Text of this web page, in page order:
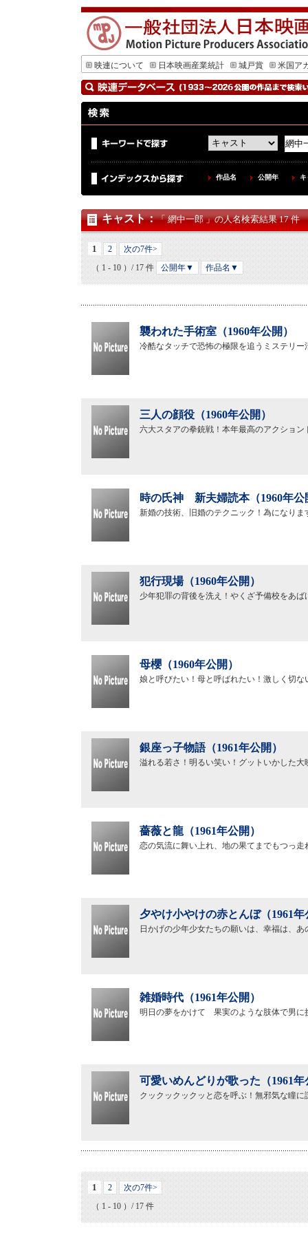
映連について 日本映画産業統計 城戸賞 米国ア
作品名 公開年
キャスト：「 網中一郎 」の人名検索結果 17 件
1 2
次の7件>
（ 1 - 10 ）/ 17 件
公開年▼ 作品名▼
襲われた手術室（1960年公開）
冷酷なタッチで恐怖の極限を追うミステリー
三人の顔役（1960年公開）
六大スタアの拳銃戦！本年最高のアクション
時の氏神 新夫婦読本（1960年公
新婚の技術、旧婚のテクニック！為になりま
犯行現場（1960年公開）
少年犯罪の背後を洗え！やくざ予備校をあ
母櫻（1960年公開）
娘と呼びたい！母と呼ばれたい！激しく切
銀座っ子物語（1961年公開）
溢れる若さ！明るい笑い！グットいかした
薔薇と龍（1961年公開）
恋の気流に舞い上れ、地の果てまでもつっ
夕やけ小やけの赤とんぼ（1961年
日かげの少年少女たちの願いは、幸福は、
雑婚時代（1961年公開）
明日の夢をかけて 果実のような肢体で男に
可愛いめんどりが歌った（1961年
クックックックッと恋を呼ぶ！無邪気な瞳
1 2
次の7件>
（ 1 - 10 ）/ 17 件